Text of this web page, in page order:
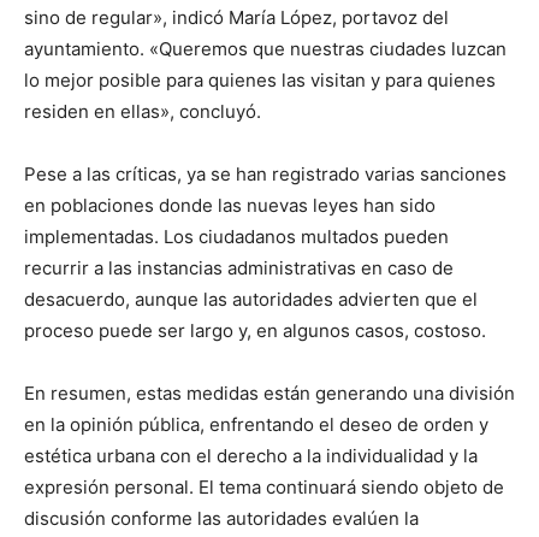
sino de regular», indicó María López, portavoz del
ayuntamiento. «Queremos que nuestras ciudades luzcan
lo mejor posible para quienes las visitan y para quienes
residen en ellas», concluyó.
Pese a las críticas, ya se han registrado varias sanciones
en poblaciones donde las nuevas leyes han sido
implementadas. Los ciudadanos multados pueden
recurrir a las instancias administrativas en caso de
desacuerdo, aunque las autoridades advierten que el
proceso puede ser largo y, en algunos casos, costoso.
En resumen, estas medidas están generando una división
en la opinión pública, enfrentando el deseo de orden y
estética urbana con el derecho a la individualidad y la
expresión personal. El tema continuará siendo objeto de
discusión conforme las autoridades evalúen la